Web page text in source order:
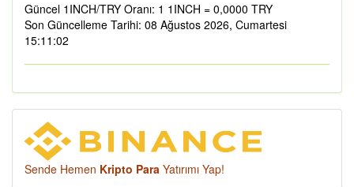
Güncel 1INCH/TRY Oranı: 1 1INCH = 0,0000 TRY
Son Güncelleme Tarihi: 08 Ağustos 2026, Cumartesi
15:11:02
Sende Hemen Kripto Para Yatırımı Yap!